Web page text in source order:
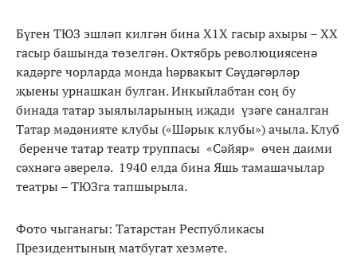
Бүген ТЮЗ эшләп килгән бина Х1Х гасыр ахыры – ХХ
гасыр башында төзелгән. Октябрь революциясенә
кадәрге чорларда монда һәрвакыт Сәүдәгәрләр
җыены урнашкан булган. Инкыйлабтан соң бу
бинада татар зыялыларының иҗади үзәге саналган
Татар мәдәнияте клубы («Шәрык клубы») ачыла. Клуб
беренче татар театр труппасы «Сәйяр» өчен даими
сәхнәгә әверелә. 1940 елда бина Яшь тамашачылар
театры – ТЮЗга тапшырыла.
Фото чыганагы: Татарстан Республикасы
Президентының матбугат хезмәте.